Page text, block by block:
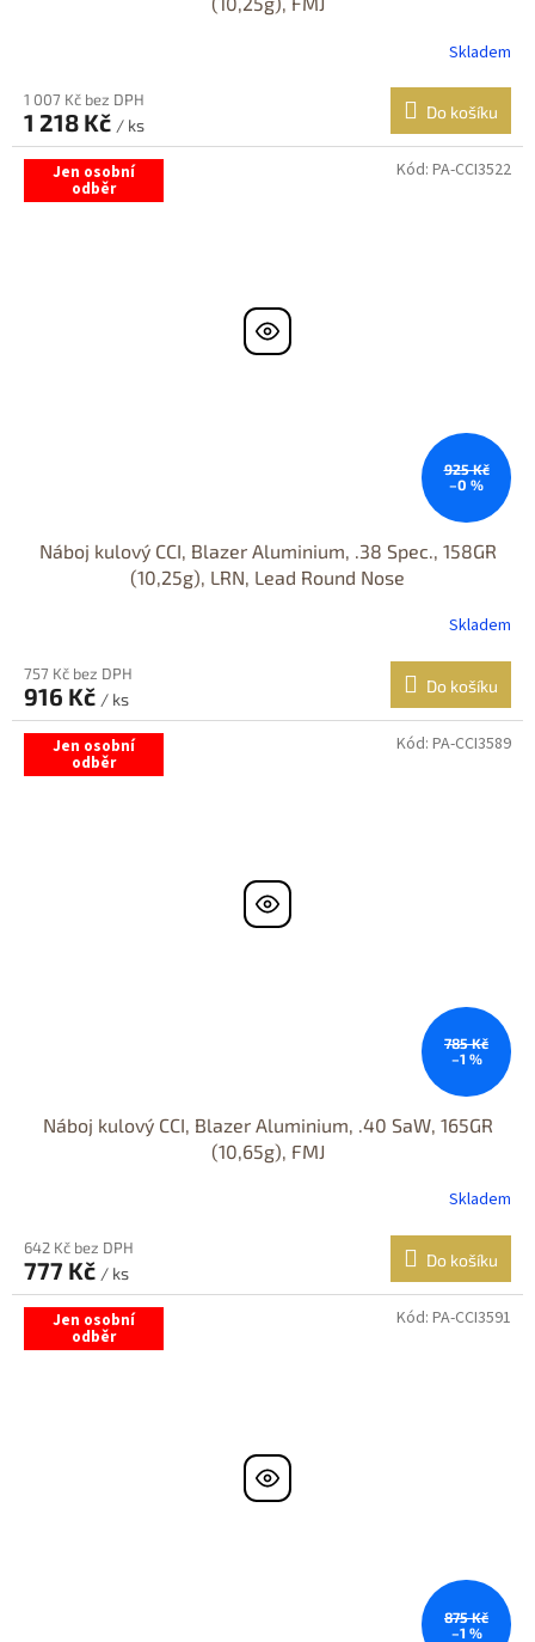
Skladem
1 007 Kč bez DPH
1 218 Kč / ks
Do košíku
Jen osobní
odběr
925 Kč
–0 %
Náboj kulový CCI, Blazer Aluminium, .38 Spec., 158GR
(10,25g), LRN, Lead Round Nose
Skladem
757 Kč bez DPH
916 Kč / ks
Do košíku
Kód: PA-CCI3522
Jen osobní
odběr
785 Kč
–1 %
Náboj kulový CCI, Blazer Aluminium, .40 SaW, 165GR
(10,65g), FMJ
Skladem
642 Kč bez DPH
777 Kč / ks
Do košíku
Kód: PA-CCI3589
Jen osobní
odběr
875 Kč
–1 %
Kód: PA-CCI3591